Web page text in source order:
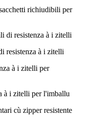
richiudibili per
resistenza à i zitelli
à i zitelli per l'imballu